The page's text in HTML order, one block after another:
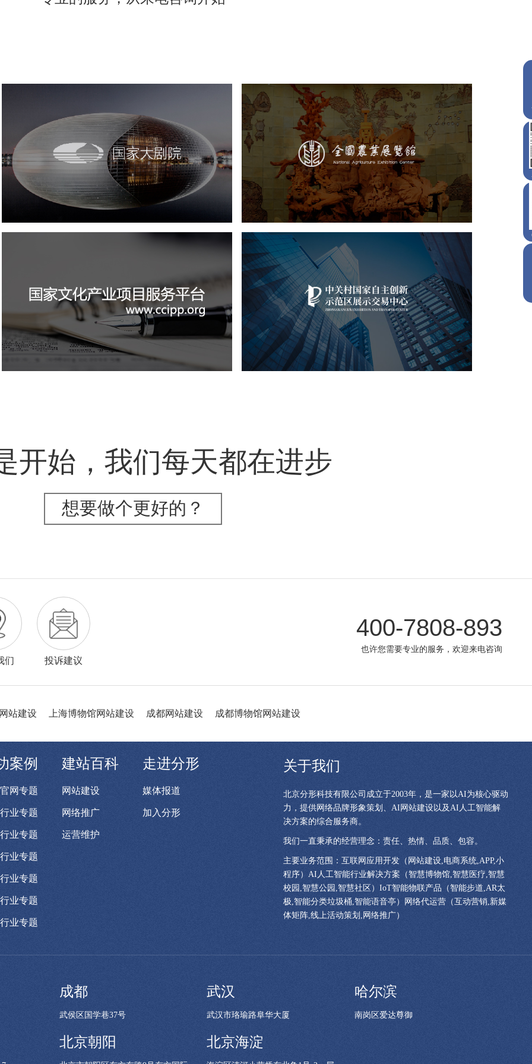
国家大剧院
剧院 文化艺术 智慧展馆 展馆网站建设
农业展览馆
展览馆 文化艺术 智慧展馆 展馆网站建设
文化艺术 IT平台整体解决方案
系统开发
业务系统
中关村国家自主展示中心
文化艺术 展示中心 智慧展馆 展馆网站建设
开始，我们每天都在进步
想要做个更好的？
们 投诉建议
400-7808-893
也许您需要专业的服务，欢迎来电咨询
站建设 上海博物馆网站建设 成都网站建设 成都博物馆网站建设
案例
网专题
业专题
业专题
业专题
业专题
业专题
业专题
建站百科
网站建设
网络推广
运营维护
走进分形
媒体报道
加入分形
关于我们
北京分形科技有限公司成立于2003年，是一家以AI为核心驱动
力，提供网络品牌形象策划、AI网站建设以及AI人工智能解
决方案的综合服务商。
我们一直秉承的经营理念：责任、热情、品质、包容。
主要业务范围：互联网应用开发（网站建设,电商系统,APP,小
程序）AI人工智能行业解决方案（智慧博物馆,智慧医疗,智慧
校园,智慧公园,智慧社区）IoT智能物联产品（智能步道,AR太
极,智能分类垃圾桶,智能语音亭）网络代运营（互动营销,新媒
体矩阵,线上活动策划,网络推广）
成都
武侯区国学巷37号
武汉
武汉市珞瑜路阜华大厦
哈尔滨
南岗区爱达尊御
北京朝阳 北京海淀